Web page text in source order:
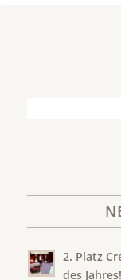
2. Platz
des Jahres!